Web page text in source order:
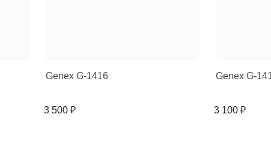
Genex G-1416
3 500 ₽
Genex G-
3 100 ₽